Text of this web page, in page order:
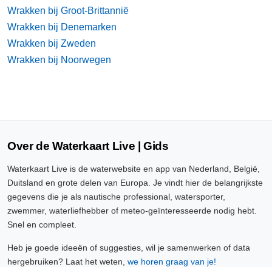
Wrakken bij Groot-Brittannië
Wrakken bij Denemarken
Wrakken bij Zweden
Wrakken bij Noorwegen
Over de Waterkaart Live | Gids
Waterkaart Live is de waterwebsite en app van Nederland, België,
Duitsland en grote delen van Europa. Je vindt hier de belangrijkste
gegevens die je als nautische professional, watersporter,
zwemmer, waterliefhebber of meteo-geïnteresseerde nodig hebt.
Snel en compleet.
Heb je goede ideeën of suggesties, wil je samenwerken of data
hergebruiken? Laat het weten, we horen graag van je!